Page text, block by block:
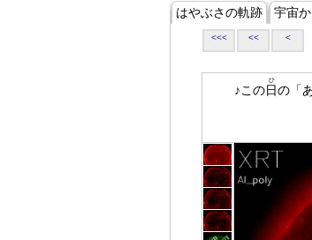
はやぶさの軌跡 宇宙
<<< << <
♪この日
ひ
の「